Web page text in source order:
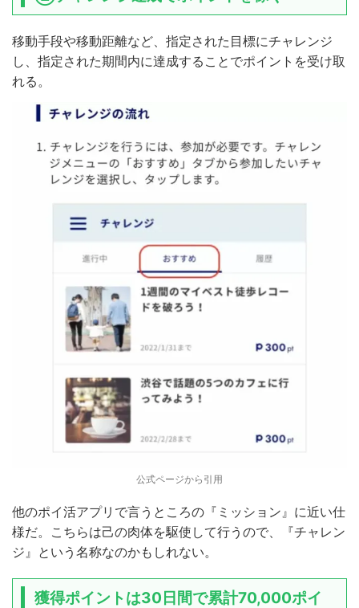
移動手段や移動距離など、指定された目標にチャレンジ
し、指定された期間内に達成することでポイントを受け取
れる。
公式ページから引用
他のポイ活アプリで言うところの『ミッション』に近い仕
様だ。こちらは己の肉体を駆使して行うので、『チャレン
ジ』という名称なのかもしれない。
獲得ポイントは30日間で累計70,000ポイ